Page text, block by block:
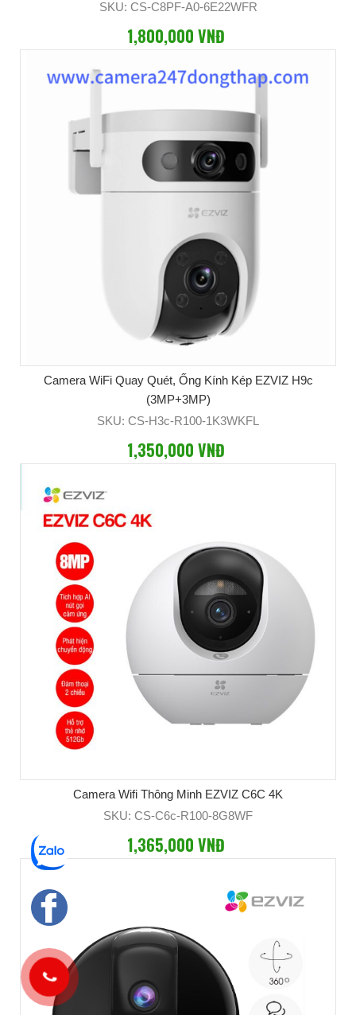
SKU: CS-C8PF-A0-6E22WFR
1,800,000 VNĐ
Camera WiFi Quay Quét, Ống Kính Kép EZVIZ H9c
(3MP+3MP)
SKU: CS-H3c-R100-1K3WKFL
1,350,000 VNĐ
Camera Wifi Thông Minh EZVIZ C6C 4K
SKU: CS-C6c-R100-8G8WF
1,365,000 VNĐ